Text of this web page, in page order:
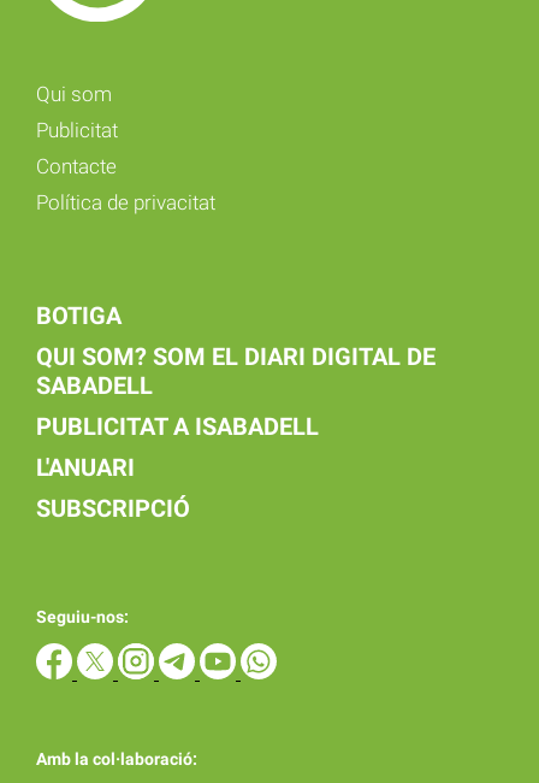
Qui som
Publicitat
Contacte
Política de privacitat
BOTIGA
QUI SOM? SOM EL DIARI DIGITAL DE
SABADELL
PUBLICITAT A ISABADELL
L'ANUARI
SUBSCRIPCIÓ
Seguiu-nos:
Amb la col·laboració: